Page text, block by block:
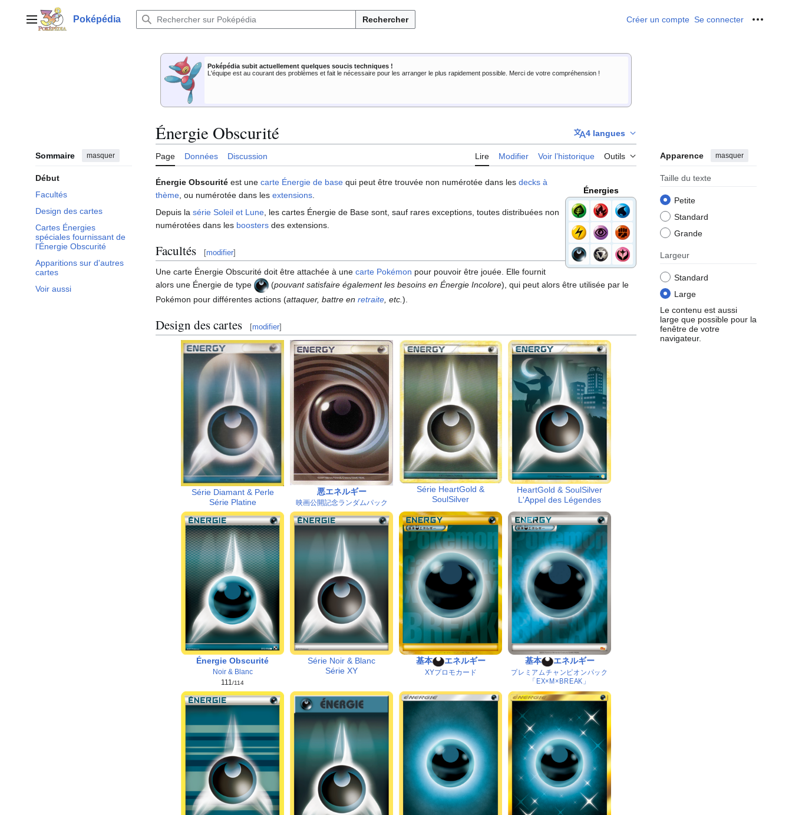
contenuMenu principalPoképédia Rechercher Créer un compte Se connecter Outils
Poképédia subit actuellement quelques soucis techniques !
L'équipe est au courant des problèmes et fait le nécessaire pour les arranger le plus rapidement possible. Merci de votre compréhension !
Sommaire masquer
Début
Facultés
Design des cartes
Cartes Énergies
spéciales fournissant de
l'Énergie Obscurité
Apparitions sur d'autres
cartes
Voir aussi
Énergie Obscurité 4 langues
Page Données Discussion Lire Modifier Voir l’historique Outils Apparence masquer
Taille du texte
Petite
Standard
Grande
Largeur
Standard
Large
Le contenu est aussi
large que possible pour la
fenêtre de votre
navigateur.
Énergies
Énergie Obscurité est une carte Énergie de base qui peut être trouvée non numérotée dans les decks à
thème , ou numérotée dans les extensions
Depuis la série Soleil et Lune , les cartes Énergie de Base sont, sauf rares exceptions, toutes distribuées non
numérotées dans les boosters des extensions.
Facultés [modifier]
Une carte Énergie Obscurité doit être attachée à une carte Pokémon pour pouvoir être jouée. Elle fournit
alors une Énergie de type
(pouvant satisfaire également les besoins en Énergie Incolore), qui peut alors être utilisée par le
Pokémon pour différentes actions (attaquer, battre en retraite , etc. ).
Design des cartes [modifier]
Série Diamant & Perle
Série Platine
悪エネルギー
映画公開記念ランダムパック
Série HeartGold &
SoulSilver
HeartGold & SoulSilver
L'Appel des Légendes
Énergie Obscurité
Noir & Blanc
111 /114
Série Noir & Blanc
Série XY
基本 エネルギー
XYプロモカード
基本 エネルギー
プレミアムチャンピオンパック
「EX×M×BREAK」